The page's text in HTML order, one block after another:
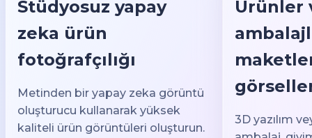
Stüdyosuz yapay
zeka ürün
fotoğrafçılığı
Metinden bir yapay zeka görüntü
oluşturucu kullanarak yüksek
kaliteli ürün görüntüleri oluşturun.
Ürünler
3D yazılım